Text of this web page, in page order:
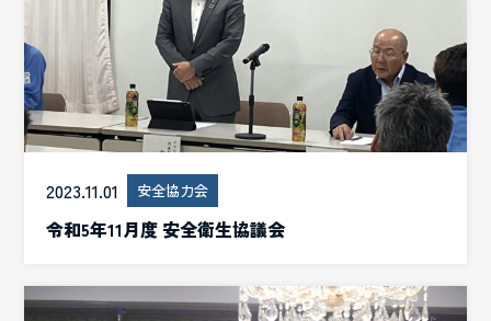
2023.11.01 安全協力会
令和5年11月度 安全衛生協議会